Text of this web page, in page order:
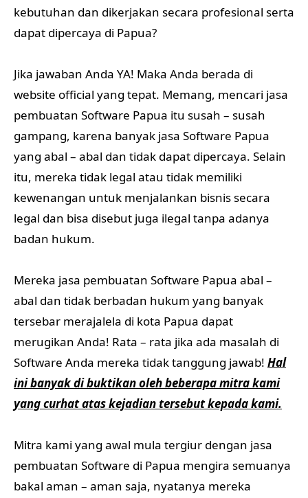
kebutuhan dan dikerjakan secara profesional serta
dapat dipercaya di Papua?
Jika jawaban Anda YA! Maka Anda berada di
website official yang tepat. Memang, mencari jasa
pembuatan Software Papua itu susah – susah
gampang, karena banyak jasa Software Papua
yang abal – abal dan tidak dapat dipercaya. Selain
itu, mereka tidak legal atau tidak memiliki
kewenangan untuk menjalankan bisnis secara
legal dan bisa disebut juga ilegal tanpa adanya
badan hukum.
Mereka jasa pembuatan Software Papua abal –
abal dan tidak berbadan hukum yang banyak
tersebar merajalela di kota Papua dapat
merugikan Anda! Rata – rata jika ada masalah di
Software Anda mereka tidak tanggung jawab! Hal
ini banyak di buktikan oleh beberapa mitra kami
yang curhat atas kejadian tersebut kepada kami.
Mitra kami yang awal mula tergiur dengan jasa
pembuatan Software di Papua mengira semuanya
bakal aman – aman saja, nyatanya mereka